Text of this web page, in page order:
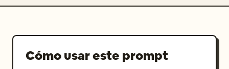
Cómo usar este prompt